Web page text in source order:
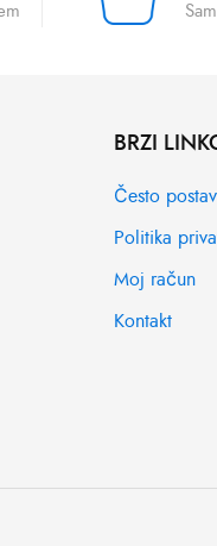
BRZI
Često
Politika
Moj račun
Kontakt